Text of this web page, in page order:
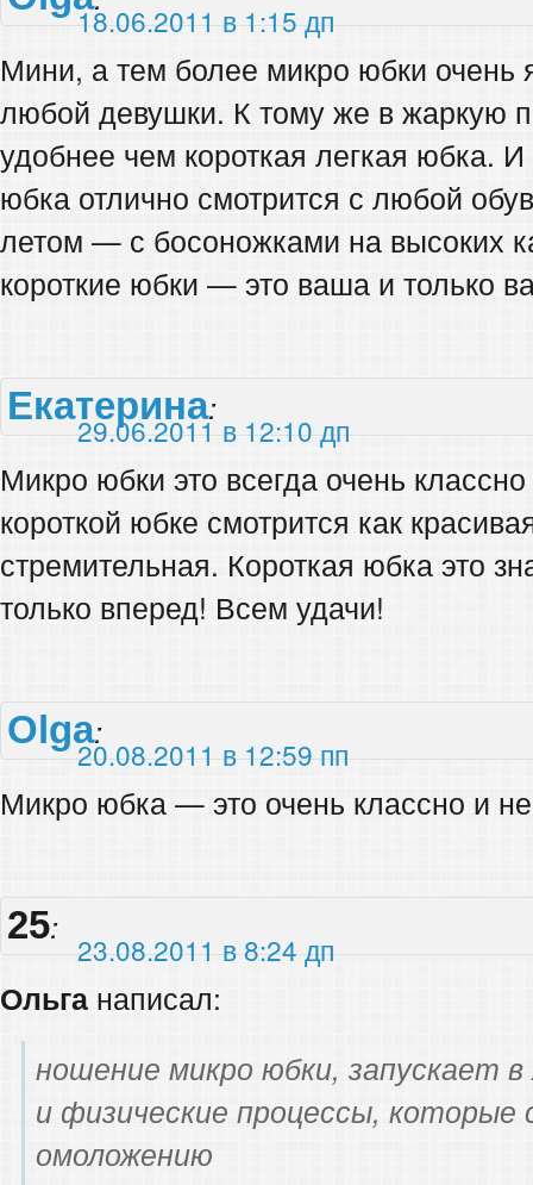
18.06.2011 в 1:15 дп
Мини, а тем более микро юбки очень
любой девушки. К тому же в жаркую
удобнее чем короткая легкая юбка.
юбка отлично смотрится с любой
летом — с босоножками на высоких
короткие юбки — это ваша и только
Екатерина:
29.06.2011 в 12:10 дп
Микро юбки это всегда очень
короткой юбке смотрится как
стремительная. Короткая юбка это
только вперед! Всем удачи!
Olga:
20.08.2011 в 12:59 пп
Микро юбка — это очень классно и
25:
23.08.2011 в 8:24 дп
Ольга написал:
ношение микро юбки, запускает
и физические процессы,
омоложению